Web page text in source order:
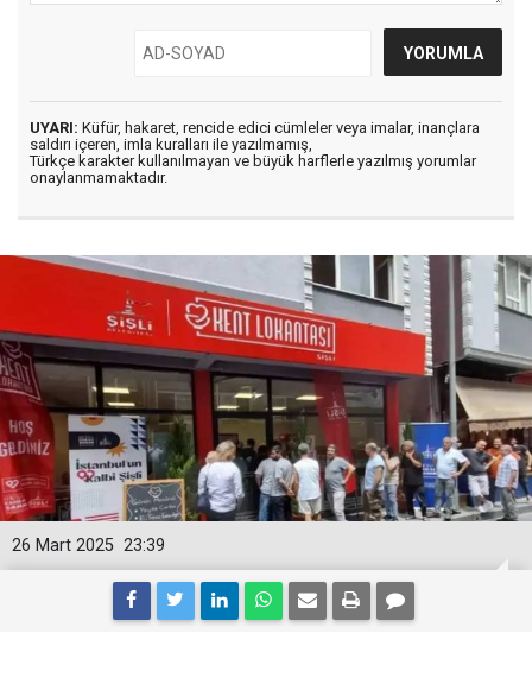
UYARI: Küfür, hakaret, rencide edici cümleler veya imalar, inançlara
saldırı içeren, imla kuralları ile yazılmamış,
Türkçe karakter kullanılmayan ve büyük harflerle yazılmış yorumlar
onaylanmamaktadır.
23:39
26 Mart 2025